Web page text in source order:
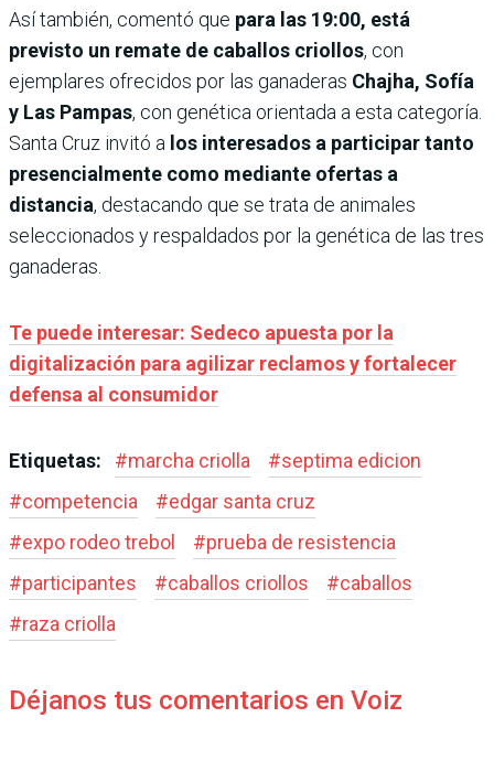
Así también, comentó que para las 19:00, está
previsto un remate de caballos criollos, con
ejemplares ofrecidos por las ganaderas Chajha, Sofía
y Las Pampas, con genética orientada a esta categoría.
Santa Cruz invitó a los interesados a participar tanto
presencialmente como mediante ofertas a
distancia, destacando que se trata de animales
seleccionados y respaldados por la genética de las tres
ganaderas.
Te puede interesar: Sedeco apuesta por la
digitalización para agilizar reclamos y fortalecer
defensa al consumidor
Etiquetas: #marcha criolla #septima edicion
#competencia #edgar santa cruz
#expo rodeo trebol #prueba de resistencia
#participantes #caballos criollos #caballos
#raza criolla
Déjanos tus comentarios en Voiz